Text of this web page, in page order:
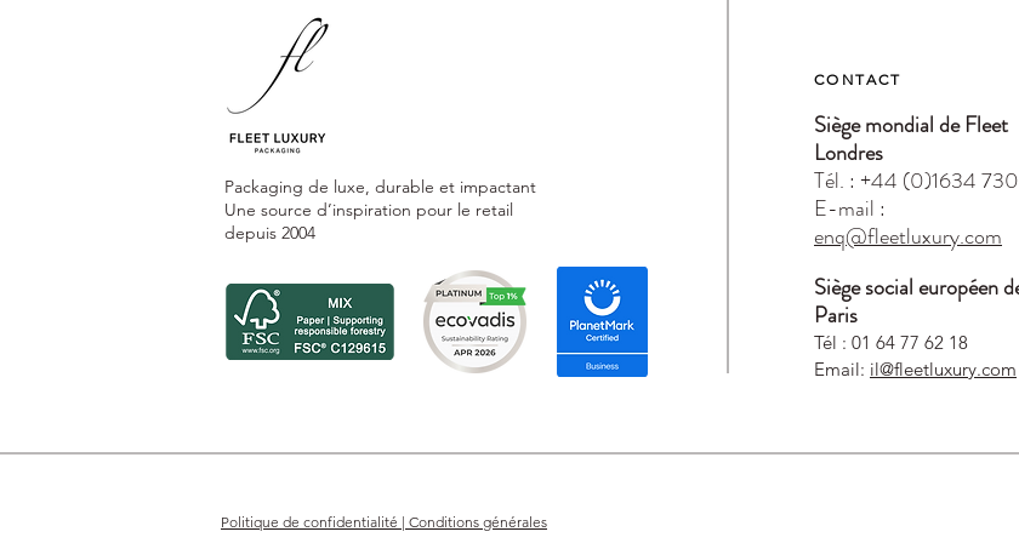
CONTACT
Siège mondial de Fleet
Londres
Tél. : +44 (0)1634
E-mail :
enq@fleetluxury.com
Siège social européen
Paris
Tél : 01 64 77 62 18
Email: il@fleetluxury.com
Packaging de luxe, durable et impactant
Une source d’inspiration pour le retail
depuis 2004
Politique de confidentialité | Conditions générales